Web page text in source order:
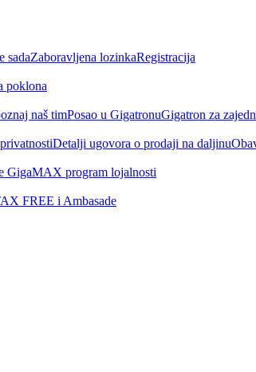
sadaZaboravljena lozinkaRegistracija
poklona
naš timPosao u GigatronuGigatron za
Detalji ugovora o prodaji na daljinu
GigaMAX program lojalnosti
FREE i Ambasade